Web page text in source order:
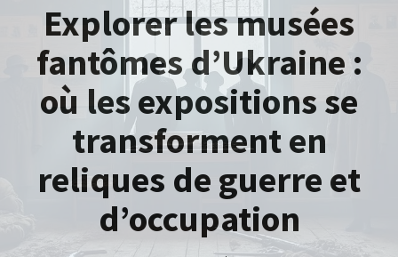
Explorer les musées
fantômes d’Ukraine :
où les expositions se
transforment en
reliques de guerre et
d’occupation